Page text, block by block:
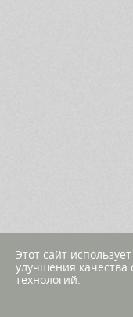
Этот сайт
улучшения качества
технологий.